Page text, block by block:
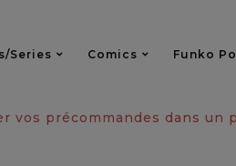
series Comics Funko
vos précommandes dans